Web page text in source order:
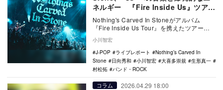
ネルギー 『Fire Inside Us』ツアー
ファイナルレポ
Nothing's Carved In Stoneがアルバム
『Fire Inside Us Tour』を携えたツアー
『Nothi…
小川智宏
J-POP
ライブレポート
Nothing’s Carved In
Stone
日向秀和 小川智宏 大喜多崇規
生形真一
村松拓
バンド・ROCK
コラム 2026.04.29 18:00